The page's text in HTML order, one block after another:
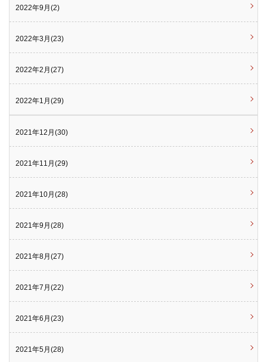
2022年9月(2)
2022年3月(23)
2022年2月(27)
2022年1月(29)
2021年12月(30)
2021年11月(29)
2021年10月(28)
2021年9月(28)
2021年8月(27)
2021年7月(22)
2021年6月(23)
2021年5月(28)